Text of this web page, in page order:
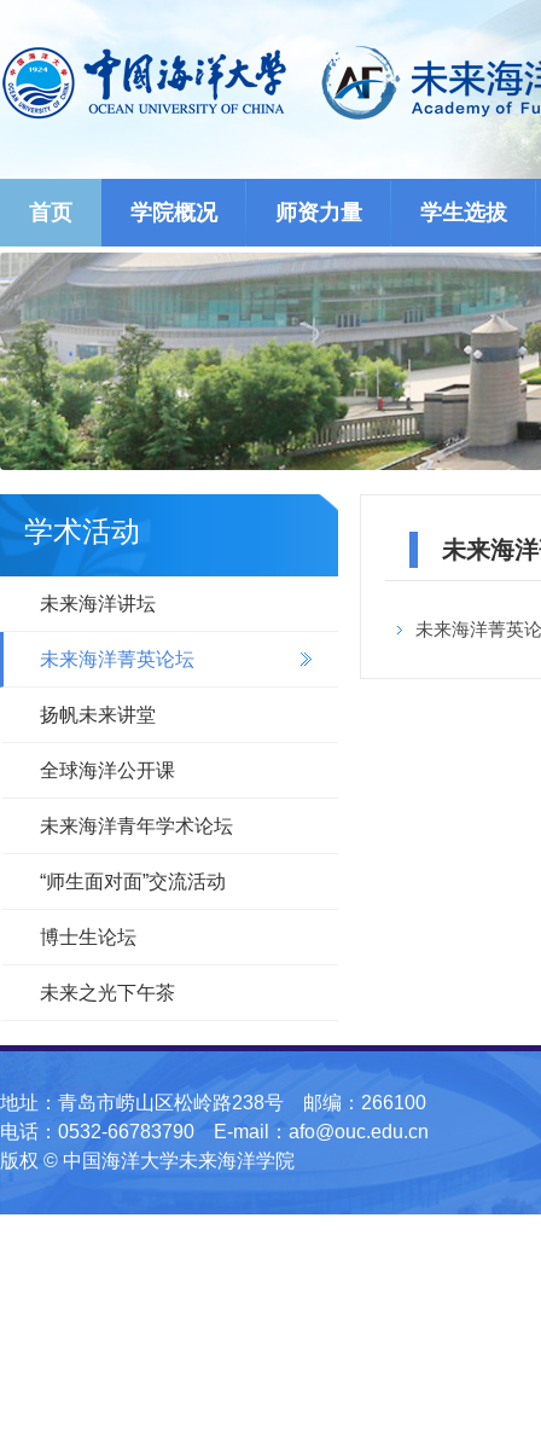
首页 学院概况 师资力量 学生选拔
学术活动
未来海洋讲坛
未来海洋菁英论坛
扬帆未来讲堂
全球海洋公开课
未来海洋青年学术论坛
“师生面对面”交流活动
博士生论坛
未来之光下午茶
未来海
未来海洋菁英
地址：青岛市崂山区松岭路238号 邮编：266100
电话：0532-66783790 E-mail：afo@ouc.edu.cn
版权 © 中国海洋大学未来海洋学院